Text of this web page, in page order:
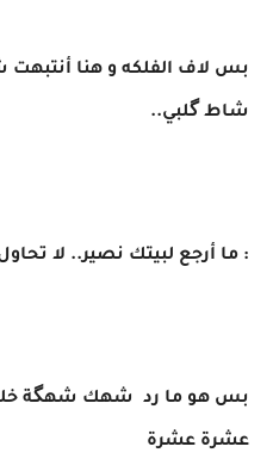
بس لاف الفلكه و هنا
شاط گلبي..
​: ما أرجع لبيتك نصير.. لا
​بس هو ما رد شهك شهگة
عشرة عشرة